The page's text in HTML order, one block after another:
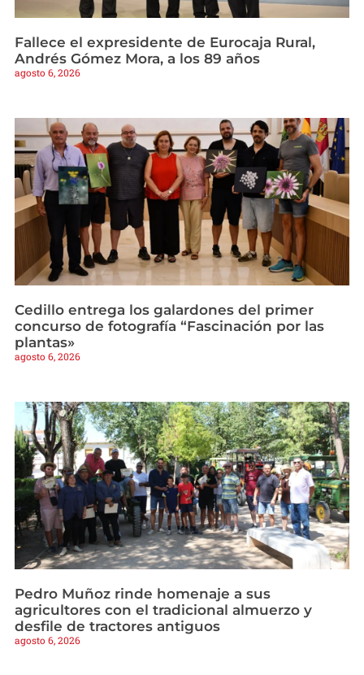
Fallece el expresidente de Eurocaja Rural,
Andrés Gómez Mora, a los 89 años
agosto 6, 2026
Cedillo entrega los galardones del primer
concurso de fotografía “Fascinación por las
plantas»
agosto 6, 2026
Pedro Muñoz rinde homenaje a sus
agricultores con el tradicional almuerzo y
desfile de tractores antiguos
agosto 6, 2026